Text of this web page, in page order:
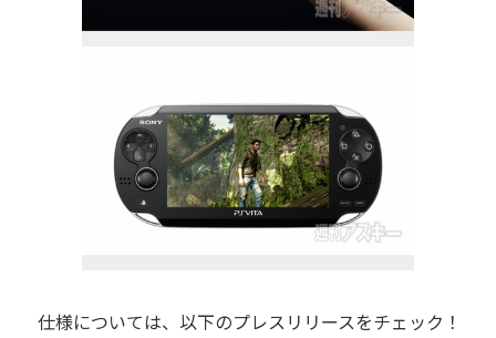
仕様については、以下のプレスリリースをチェック！